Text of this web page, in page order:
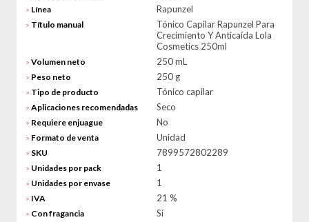
> Línea Rapunzel
> Título manual
Tónico Capilar Rapunzel Para
Crecimiento Y Anticaída Lola
Cosmetics 250ml
> Volumen neto 250 mL
> Peso neto 250 g
> Tipo de producto Tónico capilar
> Aplicaciones recomendadas Seco
> Requiere enjuague No
> Formato de venta Unidad
> SKU 7899572802289
> Unidades por pack 1
> Unidades por envase 1
> IVA 21 %
> Con fragancia Sí